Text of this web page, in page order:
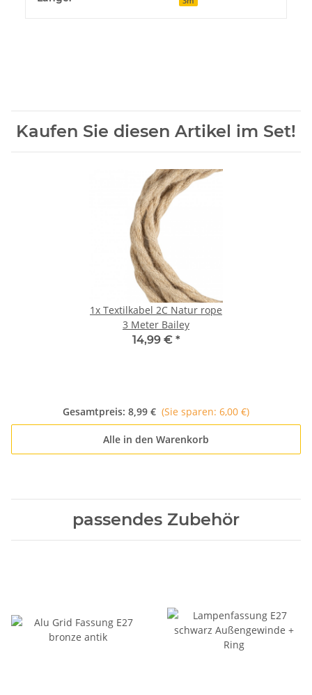
Kaufen Sie diesen Artikel im Set!
1x Textilkabel 2C Natur rope
3 Meter Bailey
14,99 € *
Gesamtpreis: 8,99 € (Sie sparen: 6,00 €)
Alle in den Warenkorb
passendes Zubehör